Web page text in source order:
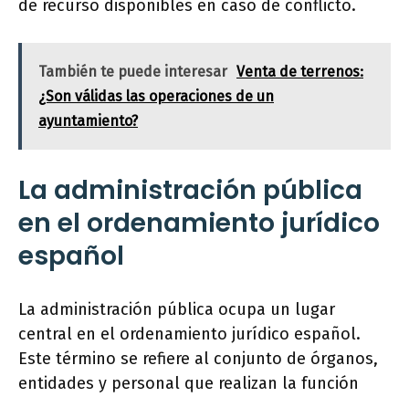
de recurso disponibles en caso de conflicto.
También te puede interesar Venta de terrenos:
¿Son válidas las operaciones de un
ayuntamiento?
La administración pública
en el ordenamiento jurídico
español
La administración pública ocupa un lugar
central en el ordenamiento jurídico español.
Este término se refiere al conjunto de órganos,
entidades y personal que realizan la función